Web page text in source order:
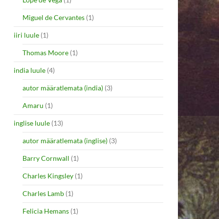
Miguel de Cervantes (1)
iiri luule (1)
Thomas Moore (1)
india luule (4)
autor määratlemata (india) (3)
Amaru (1)
inglise luule (13)
autor määratlemata (inglise) (3)
Barry Cornwall (1)
Charles Kingsley (1)
Charles Lamb (1)
Felicia Hemans (1)